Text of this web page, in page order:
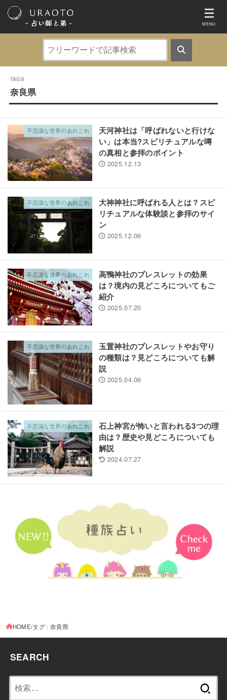
- 占い師と弟 ‐ MENU
奈良県
不思議な世界のあれこれ
天河神社は「呼ばれないと行けな
い」は本当?スピリチュアルな噂
の真相と参拝のポイント
2025.12.13
不思議な世界のあれこれ
大神神社に呼ばれる人とは？スピ
リチュアルな体験談と参拝のサイ
ン
2025.12.06
不思議な世界のあれこれ
高鴨神社のブレスレットの効果
は？境内の見どころについてもご
紹介
2025.07.20
不思議な世界のあれこれ
玉置神社のブレスレットやお守り
の種類は？見どころについても解
説
2025.04.06
不思議な世界のあれこれ
石上神宮が怖いと言われる3つの理
由は？歴史や見どころについても
解説
2024.07.27
HOME タグ : 奈良県
SEARCH